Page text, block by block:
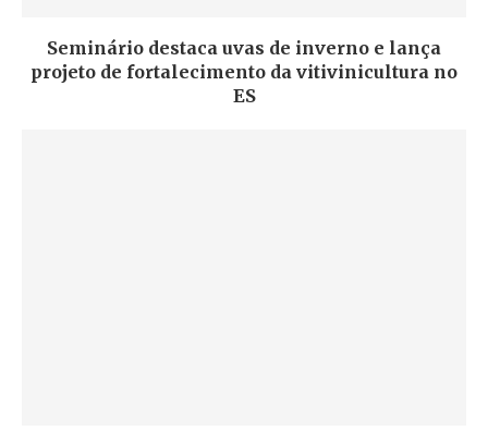
Seminário destaca uvas de inverno e lança
projeto de fortalecimento da vitivinicultura no
ES